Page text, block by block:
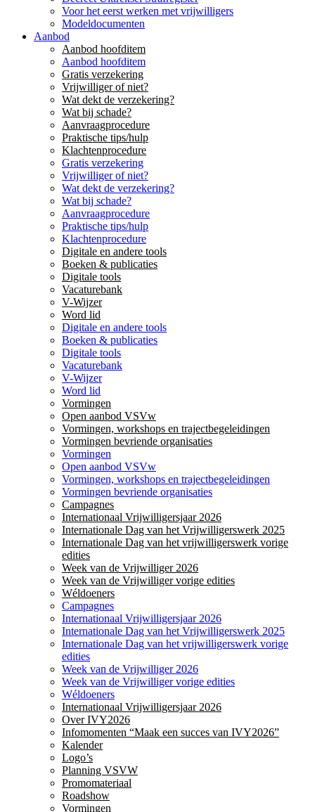
Voor het eerst werken met vrijwilligers
Modeldocumenten
Aanbod
Aanbod hoofditem
Aanbod hoofditem
Gratis verzekering
Vrijwilliger of niet?
Wat dekt de verzekering?
Wat bij schade?
Aanvraagprocedure
Praktische tips/hulp
Klachtenprocedure
Gratis verzekering
Vrijwilliger of niet?
Wat dekt de verzekering?
Wat bij schade?
Aanvraagprocedure
Praktische tips/hulp
Klachtenprocedure
Digitale en andere tools
Boeken & publicaties
Digitale tools
Vacaturebank
V-Wijzer
Word lid
Digitale en andere tools
Boeken & publicaties
Digitale tools
Vacaturebank
V-Wijzer
Word lid
Vormingen
Open aanbod VSVw
Vormingen, workshops en trajectbegeleidingen
Vormingen bevriende organisaties
Vormingen
Open aanbod VSVw
Vormingen, workshops en trajectbegeleidingen
Vormingen bevriende organisaties
Campagnes
Internationaal Vrijwilligersjaar 2026
Internationale Dag van het Vrijwilligerswerk 2025
Internationale Dag van het vrijwilligerswerk vorige
edities
Week van de Vrijwilliger 2026
Week van de Vrijwilliger vorige edities
Wéldoeners
Campagnes
Internationaal Vrijwilligersjaar 2026
Internationale Dag van het Vrijwilligerswerk 2025
Internationale Dag van het vrijwilligerswerk vorige
edities
Week van de Vrijwilliger 2026
Week van de Vrijwilliger vorige edities
Wéldoeners
Internationaal Vrijwilligersjaar 2026
Over IVY2026
Infomomenten “Maak een succes van IVY2026”
Kalender
Logo’s
Planning VSVW
Promomateriaal
Roadshow
Vormingen